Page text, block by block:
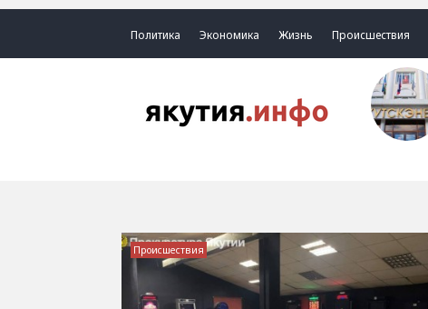
Политика Экономика Жизнь Происшествия
Происшествия